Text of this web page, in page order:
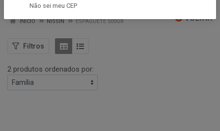
ESPAGUETE 500GR
VOLTAR
INÍCIO NISSIN ESPAGUETE 500GR
Filtros
2 produtos ordenados por:
Não sei meu CEP